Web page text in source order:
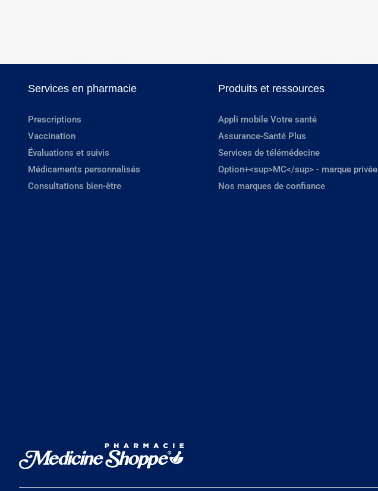
Services en pharmacie
Prescriptions
Vaccination
Évaluations et suivis
Médicaments personnalisés
Consultations bien-être
Produits et ressources
Appli mobile Votre santé
Assurance-Santé Plus
Services de télémédecine
Option+<sup>MC</sup> - marque privée
Nos marques de confiance